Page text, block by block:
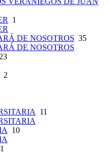
1
DE NOSOTROS 35
DE NOSOTROS
2
11
10